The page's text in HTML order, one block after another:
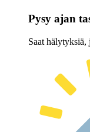
Pysy ajan
Saat hälytyksiä,